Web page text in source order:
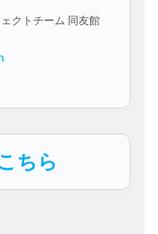
クトチーム 同友館
ちら